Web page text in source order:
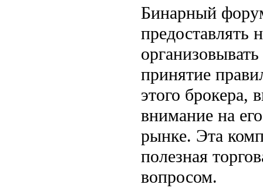
Бинарный
предоставлять
принятие
этого брокера,
внимание на
рынке. Эта
полезная
вопросом.